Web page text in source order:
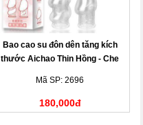
Bao cao su đôn dên tăng kích
thước Aichao Thin Hồng - Che
Mã SP: 2696
180,000đ